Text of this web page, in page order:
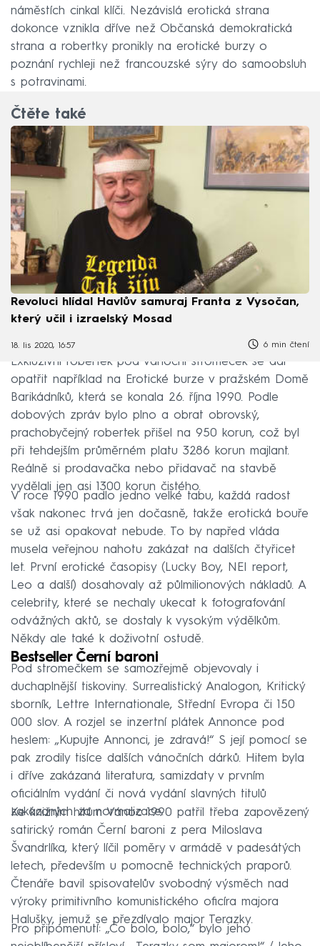
náměstích cinkal klíči. Nezávislá erotická strana
dokonce vznikla dříve než Občanská demokratická
strana a robertky pronikly na erotické burzy o
poznání rychleji než francouzské sýry do samoobsluh
s potravinami.
Čtěte také
Revoluci hlídal Havlův samuraj Franta z Vysočan,
který učil i izraelský Mosad
18. lis 2020, 16:57 6 min čtení
Exkluzivní robertek pod vánoční stromeček se dal
opatřit například na Erotické burze v pražském Domě
Barikádníků, která se konala 26. října 1990. Podle
dobových zpráv bylo plno a obrat obrovský,
prachobyčejný robertek přišel na 950 korun, což byl
při tehdejším průměrném platu 3286 korun majlant.
Reálně si prodavačka nebo přidavač na stavbě
vydělali jen asi 1300 korun čistého.
V roce 1990 padlo jedno velké tabu, každá radost
však nakonec trvá jen dočasně, takže erotická bouře
se už asi opakovat nebude. To by napřed vláda
musela veřejnou nahotu zakázat na dalších čtyřicet
let. První erotické časopisy (Lucky Boy, NEI report,
Leo a další) dosahovaly až půlmilionových nákladů. A
celebrity, které se nechaly ukecat k fotografování
odvážných aktů, se dostaly k vysokým výdělkům.
Někdy ale také k doživotní ostudě.
Bestseller Černí baroni
Pod stromečkem se samozřejmě objevovaly i
duchaplnější tiskoviny. Surrealistický Analogon, Kritický
sborník, Lettre Internationale, Střední Evropa či 150
000 slov. A rozjel se inzertní plátek Annonce pod
heslem: „Kupujte Annonci, je zdravá!“ S její pomocí se
pak zrodily tisíce dalších vánočních dárků. Hitem byla
i dříve zakázaná literatura, samizdaty v prvním
oficiálním vydání či nová vydání slavných titulů
zakázaných za normalizace.
Ke knižním hitům Vánoc 1990 patřil třeba zapovězený
satirický román Černí baroni z pera Miloslava
Švandrlíka, který líčil poměry v armádě v padesátých
letech, především u pomocně technických praporů.
Čtenáře bavil spisovatelův svobodný výsměch nad
výroky primitivního komunistického oficíra majora
Halušky, jemuž se přezdívalo major Terazky.
Pro připomenutí: „Čo bolo, bolo,“ bylo jeho